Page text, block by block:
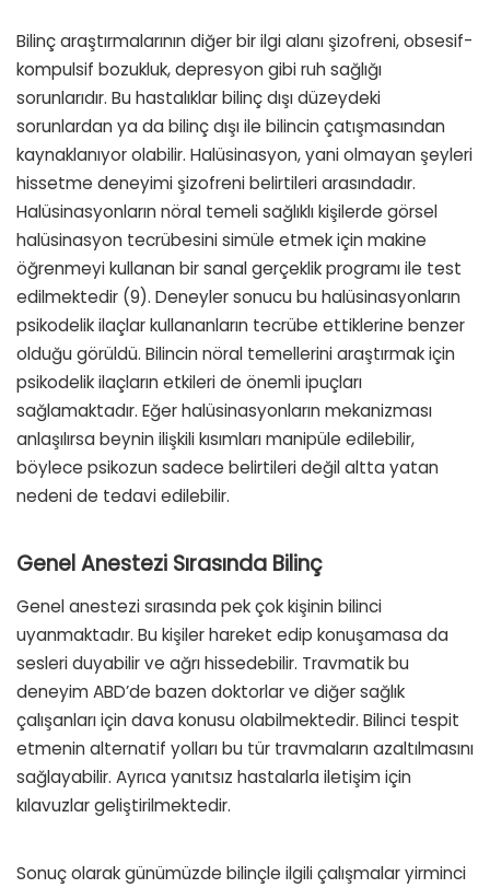
Bilinç araştırmalarının diğer bir ilgi alanı şizofreni, obsesif-
kompulsif bozukluk, depresyon gibi ruh sağlığı
sorunlarıdır. Bu hastalıklar bilinç dışı düzeydeki
sorunlardan ya da bilinç dışı ile bilincin çatışmasından
kaynaklanıyor olabilir. Halüsinasyon, yani olmayan şeyleri
hissetme deneyimi şizofreni belirtileri arasındadır.
Halüsinasyonların nöral temeli sağlıklı kişilerde görsel
halüsinasyon tecrübesini simüle etmek için makine
öğrenmeyi kullanan bir sanal gerçeklik programı ile test
edilmektedir (9). Deneyler sonucu bu halüsinasyonların
psikodelik ilaçlar kullananların tecrübe ettiklerine benzer
olduğu görüldü. Bilincin nöral temellerini araştırmak için
psikodelik ilaçların etkileri de önemli ipuçları
sağlamaktadır. Eğer halüsinasyonların mekanizması
anlaşılırsa beynin ilişkili kısımları manipüle edilebilir,
böylece psikozun sadece belirtileri değil altta yatan
nedeni de tedavi edilebilir.
Genel Anestezi Sırasında Bilinç
Genel anestezi sırasında pek çok kişinin bilinci
uyanmaktadır. Bu kişiler hareket edip konuşamasa da
sesleri duyabilir ve ağrı hissedebilir. Travmatik bu
deneyim ABD’de bazen doktorlar ve diğer sağlık
çalışanları için dava konusu olabilmektedir. Bilinci tespit
etmenin alternatif yolları bu tür travmaların azaltılmasını
sağlayabilir. Ayrıca yanıtsız hastalarla iletişim için
kılavuzlar geliştirilmektedir.
Sonuç olarak günümüzde bilinçle ilgili çalışmalar yirminci